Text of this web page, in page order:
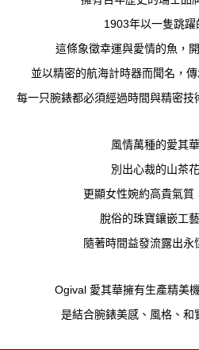
1903年以一隻跳
這條象徵幸運與愛情的魚，
並以精密的航海計時器而聞名，
每一只腕錶都必須經過時間與精密
風情萬種的愛其
別出心裁的山茶
更顯女性婉約高貴氣質
脫俗的珠寶鑲嵌工
隨著時間益發流露出永
Ogival 愛其華擁有生產精美
是結合腕錶美感、風格、和